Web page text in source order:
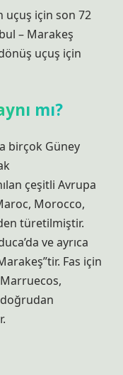
uçuş için son 72
– Marakeş
uçuş için
mı?
birçok Güney
çeşitli Avrupa
Morocco,
türetilmiştir.
ve ayrıca
Fas için